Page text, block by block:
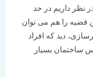
داریم در حد
را هم می توان
که افراد
بسیار